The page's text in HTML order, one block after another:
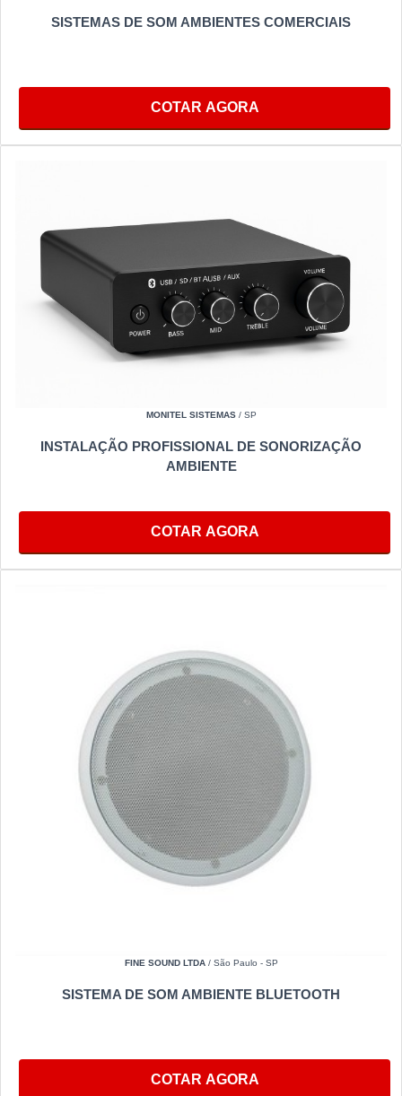
SISTEMAS DE SOM AMBIENTES COMERCIAIS
COTAR AGORA
MONITEL SISTEMAS/ SP
INSTALAÇÃO PROFISSIONAL DE SONORIZAÇÃO
AMBIENTE
COTAR AGORA
FINE SOUND LTDA/ São Paulo - SP
SISTEMA DE SOM AMBIENTE BLUETOOTH
COTAR AGORA